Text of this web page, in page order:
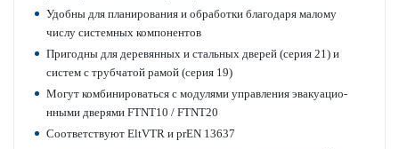
Удобны для планирования и обр­а­ботки благодаря малому
числу сис­темных компонентов
Пригодны для дер­евянных и стальных дверей (серия 21) и
систем с труб­чатой рамой (серия 19)
Могут комб­инироваться с моду­лями управ­ления эвакуацио­
нными дверями FTNT10 / FTNT20
Соотв­е­тствуют EltVTR и prEN 13637